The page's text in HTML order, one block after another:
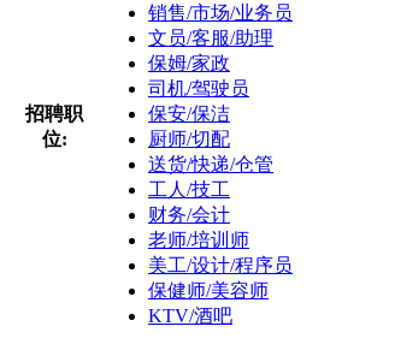
招聘职
位:
销售/市场/业务员
文员/客服/助理
保姆/家政
司机/驾驶员
保安/保洁
厨师/切配
送货/快递/仓管
工人/技工
财务/会计
老师/培训师
美工/设计/程序员
保健师/美容师
KTV/酒吧